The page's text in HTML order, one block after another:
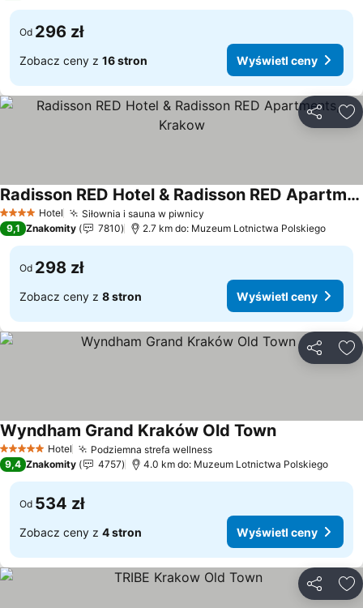
Od 296 zł
Zobacz ceny z 16 stron Wyświetl ceny
4 KategoriaHotel Siłownia i sauna w piwnicy
Radisson RED Hotel & Radisson RED Apartments, Krakow
9,1 Znakomity 7810 2.7 km do: Muzeum Lotnictwa Polskiego
Od 298 zł
Zobacz ceny z 8 stron Wyświetl ceny
5 KategoriaHotel Podziemna strefa wellness
Wyndham Grand Kraków Old Town
9,4 Znakomity 4757 4.0 km do: Muzeum Lotnictwa Polskiego
Od 534 zł
Zobacz ceny z 4 stron Wyświetl ceny